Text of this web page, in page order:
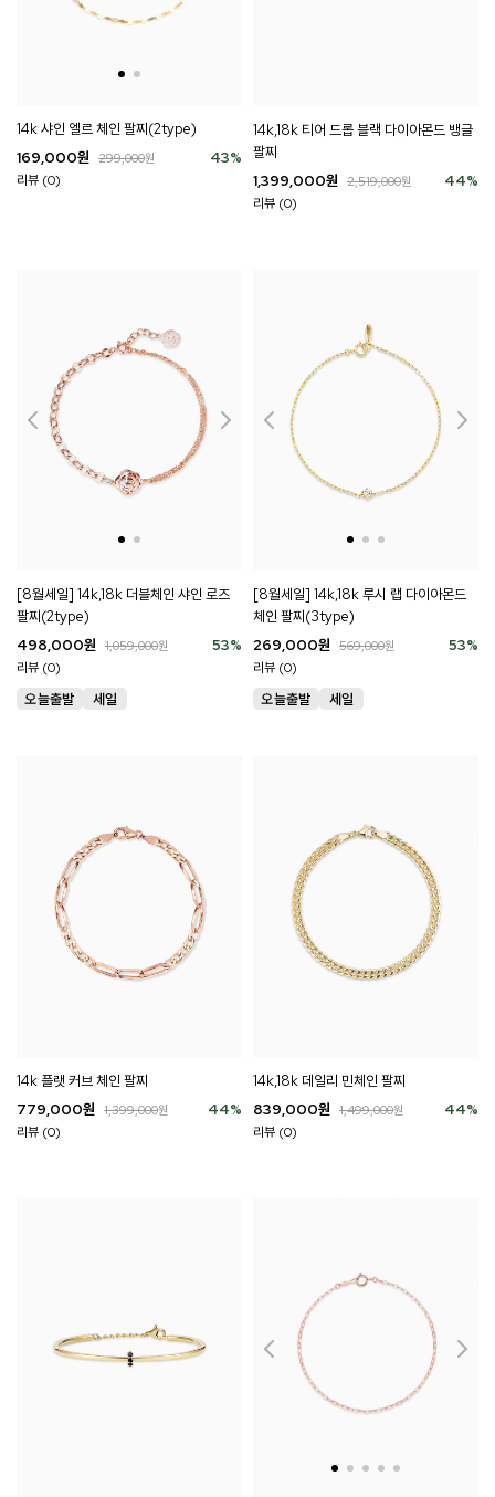
14k 샤인 엘르 체인 팔찌(2type)
43%
169,000원 299,000원
리뷰 (0)
14k,18k 티어 드롭 블랙 다이아몬드 뱅글
팔찌
44%
1,399,000원 2,519,000원
리뷰 (0)
[8월세일] 14k,18k 더블체인 샤인 로즈
팔찌(2type)
53%
498,000원 1,059,000원
리뷰 (0)
[8월세일] 14k,18k 루시 랩 다이아몬드
체인 팔찌(3type)
53%
269,000원 569,000원
리뷰 (0)
14k 플랫 커브 체인 팔찌
44%
779,000원 1,399,000원
리뷰 (0)
14k,18k 데일리 민체인 팔찌
44%
839,000원 1,499,000원
리뷰 (0)